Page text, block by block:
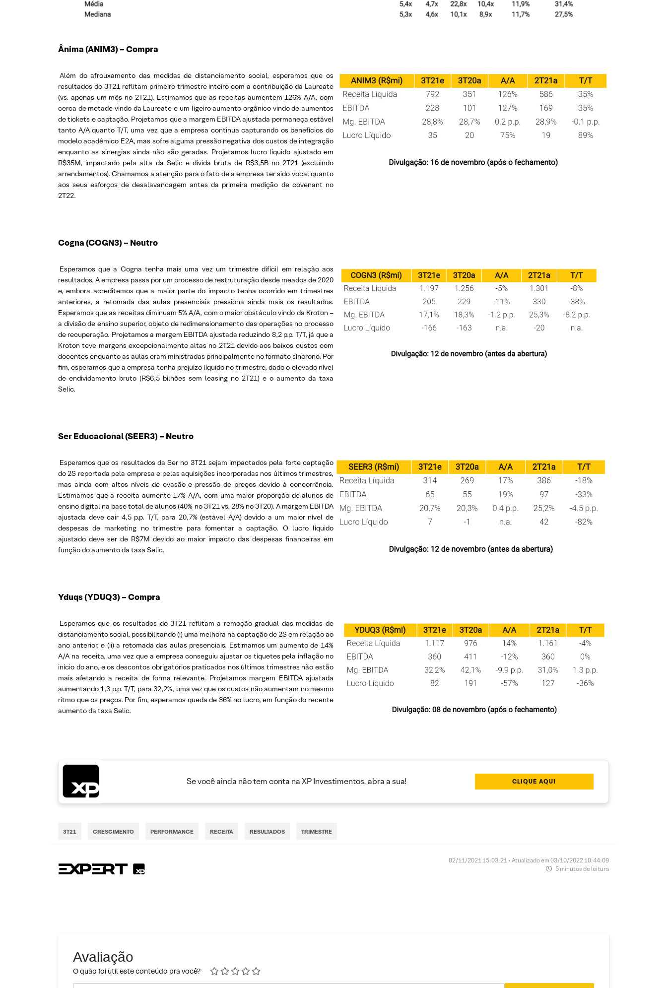
Ânima (ANIM3) – Compra
Além do afrouxamento das medidas de distanciamento social, esperamos que os
resultados do 3T21 reflitam primeiro trimestre inteiro com a contribuição da Laureate
(vs. apenas um mês no 2T21). Estimamos que as receitas aumentem 126% A/A, com
cerca de metade vindo da Laureate e um ligeiro aumento orgânico vindo de aumentos
de tickets e captação. Projetamos que a margem EBITDA ajustada permaneça estável
tanto A/A quanto T/T, uma vez que a empresa continua capturando os benefícios do
modelo acadêmico E2A, mas sofre alguma pressão negativa dos custos de integração
enquanto as sinergias ainda não são geradas. Projetamos lucro líquido ajustado em
R$35M, impactado pela alta da Selic e dívida bruta de R$3,5B no 2T21 (excluindo
arrendamentos). Chamamos a atenção para o fato de a empresa ter sido vocal quanto
aos seus esforços de desalavancagem antes da primeira medição de covenant no
2T22.
Cogna (COGN3) – Neutro
Esperamos que a Cogna tenha mais uma vez um trimestre difícil em relação aos
resultados. A empresa passa por um processo de restruturação desde meados de 2020
e, embora acreditemos que a maior parte do impacto tenha ocorrido em trimestres
anteriores, a retomada das aulas presenciais pressiona ainda mais os resultados.
Esperamos que as receitas diminuam 5% A/A, com o maior obstáculo vindo da Kroton –
a divisão de ensino superior, objeto de redimensionamento das operações no processo
de recuperação. Projetamos a margem EBITDA ajustada reduzindo 8,2 p.p. T/T, já que a
Kroton teve margens excepcionalmente altas no 2T21 devido aos baixos custos com
docentes enquanto as aulas eram ministradas principalmente no formato síncrono. Por
fim, esperamos que a empresa tenha prejuízo líquido no trimestre, dado o elevado nível
de endividamento bruto (R$6,5 bilhões sem leasing no 2T21) e o aumento da taxa
Selic.
Ser Educacional (SEER3) – Neutro
Esperamos que os resultados da Ser no 3T21 sejam impactados pela forte captação
do 2S reportada pela empresa e pelas aquisições incorporadas nos últimos trimestres,
mas ainda com altos níveis de evasão e pressão de preços devido à concorrência.
Estimamos que a receita aumente 17% A/A, com uma maior proporção de alunos de
ensino digital na base total de alunos (40% no 3T21 vs. 28% no 3T20). A margem EBITDA
ajustada deve cair 4,5 p.p. T/T, para 20,7% (estável A/A) devido a um maior nível de
despesas de marketing no trimestre para fomentar a captação. O lucro líquido
ajustado deve ser de R$7M devido ao maior impacto das despesas financeiras em
função do aumento da taxa Selic.
Yduqs (YDUQ3) – Compra
Esperamos que os resultados do 3T21 reflitam a remoção gradual das medidas de
distanciamento social, possibilitando (i) uma melhora na captação de 2S em relação ao
ano anterior, e (ii) a retomada das aulas presenciais. Estimamos um aumento de 14%
A/A na receita, uma vez que a empresa conseguiu ajustar os tíquetes pela inflação no
início do ano, e os descontos obrigatórios praticados nos últimos trimestres não estão
mais afetando a receita de forma relevante. Projetamos margem EBITDA ajustada
aumentando 1,3 p.p. T/T, para 32,2%, uma vez que os custos não aumentam no mesmo
ritmo que os preços. Por fim, esperamos queda de 36% no lucro, em função do recente
aumento da taxa Selic.
Se você ainda não tem conta na XP Investimentos, abra a sua! CLIQUE AQUI
3T21 CRESCIMENTO PERFORMANCE RECEITA RESULTADOS TRIMESTRE
02/11/2021 15:03:21 • Atualizado em 03/10/2022 10:44:09
5 minutos de leitura
Avaliação
O quão foi útil este conteúdo pra você?